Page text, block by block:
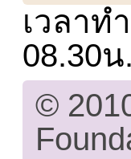
เวลาท
08.30
©